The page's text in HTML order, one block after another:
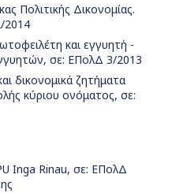
Πολιτικής Δικονομίας.
2014
και εγγυητή -
σε: ΕΠολΔ 3/2013
δικονομικά ζητήματα
κύριου ονόματος, σε:
Inga Rinau, σε: ΕΠολΔ